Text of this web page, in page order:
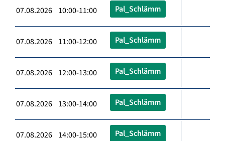
07.08.2026 10:00-11:00 Pal_Schlämm
07.08.2026 11:00-12:00 Pal_Schlämm
07.08.2026 12:00-13:00 Pal_Schlämm
07.08.2026 13:00-14:00 Pal_Schlämm
07.08.2026 14:00-15:00 Pal_Schlämm